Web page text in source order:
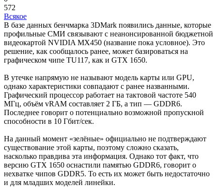
572
Всякое
В базе данных бенчмарка 3DMark появились данные, которые
профильные СМИ связывают с неанонсированной бюджетной
видеокартой NVIDIA MX450 (название пока условное). Это
решение, как сообщалось ранее, может базироваться на
графическом чипе TU117, как и GTX 1650.
В утечке напрямую не называют модель карты или GPU,
однако характеристики совпадают с ранее названными.
Графический процессор работает на тактовой частоте 540
МГц, объём vRAM составляет 2 ГБ, а тип — GDDR6.
Последнее говорит о потенциально возможной пропускной
способности в 10 Гбит/сек.
На данный момент «зелёные» официально не подтверждают
существование этой карты, поэтому сложно сказать,
насколько правдива эта информация. Однако тот факт, что
версию GTX 1650 оснастили памятью GDDR6, говорит о
нехватке чипов GDDR5. То есть их может быть недостаточно
и для младших моделей линейки.